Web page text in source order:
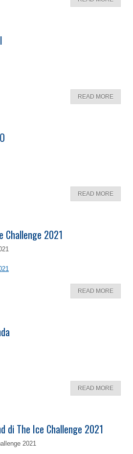
READ MORE
READ MORE
Challenge 2021
READ MORE
READ MORE
di The Ice Challenge 2021
2021